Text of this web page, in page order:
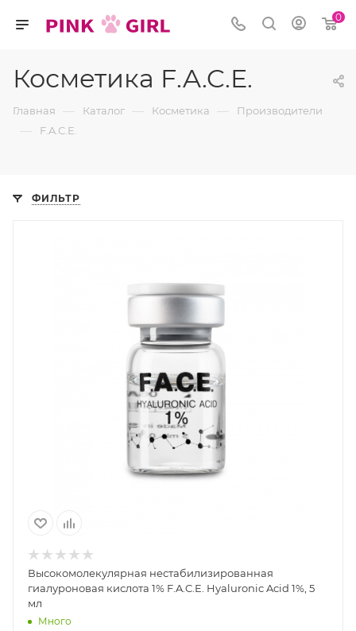
0
Косметика F.A.C.E.
Главная — Каталог — Косметика — Производители
— F.A.C.E.
ФИЛЬТР
Высокомолекулярная нестабилизированная
гиалуроновая кислота 1% F.A.C.E. Hyaluronic Acid 1%, 5
мл
Много